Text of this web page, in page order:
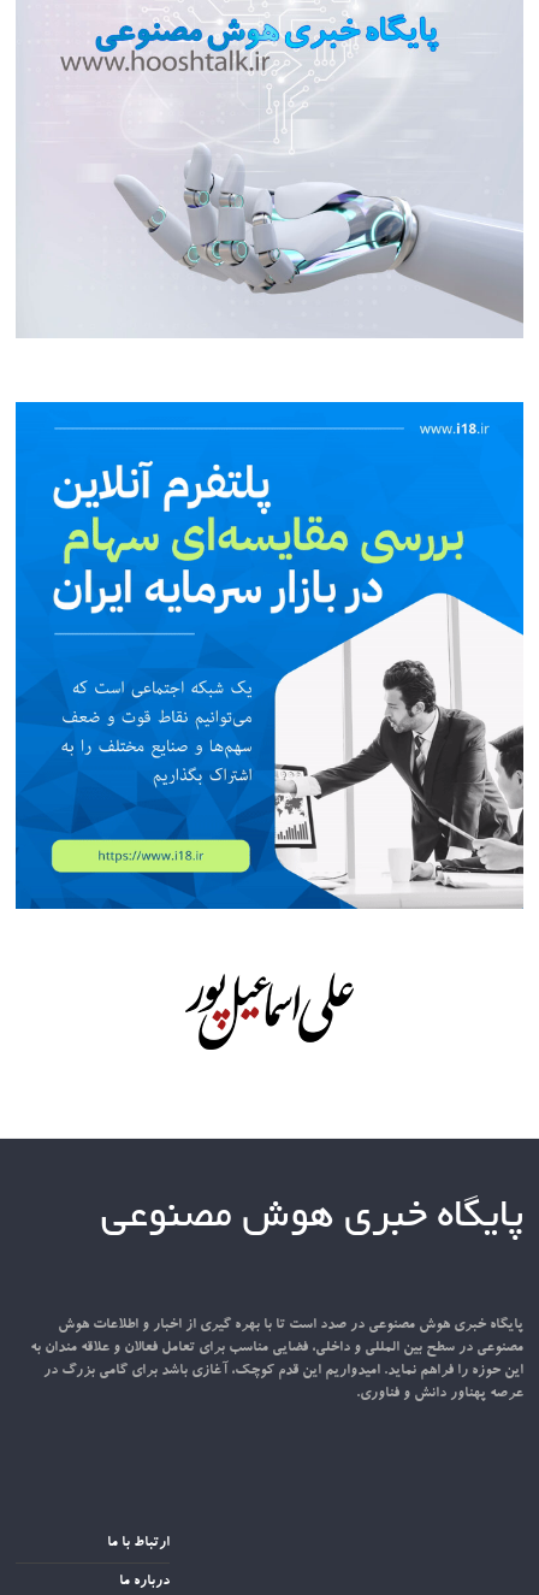
پایگاه خبری هوش مصنوعی
پایگاه خبری هوش مصنوعی در صدد است تا با بهره گیری از اخبار و اطلاعات هوش
مصنوعی در سطح بین المللی و داخلی، فضایی مناسب برای تعامل فعالان و علاقه مندان به
این حوزه را فراهم نماید. امیدواریم این قدم کوچک، آغازی باشد برای گامی بزرگ در
عرصه پهناور دانش و فناوری.
ارتباط با ما
درباره ما